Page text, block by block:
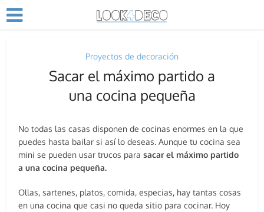
Proyectos de decoración
Sacar el máximo partido a
una cocina pequeña
No todas las casas disponen de cocinas enormes en la que
puedes hasta bailar si así lo deseas. Aunque tu cocina sea
mini se pueden usar trucos parasacar el máximo partido
a una cocina pequeña.
Ollas, sartenes, platos, comida, especias, hay tantas cosas
en una cocina que casi no queda sitio para cocinar. Hoy